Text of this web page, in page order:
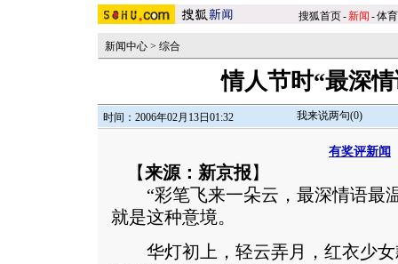
搜狐首页-新闻 -体育
新闻中心 > 综合
情人节时“最深
时间：2006年02月13日01:32 我来说两句(0)
有奖评新闻
【来源：新京报 】
“彩笔飞来一朵云，最深情语最
就是这种意境。
华灯初上，轻云弄月，红衣少女